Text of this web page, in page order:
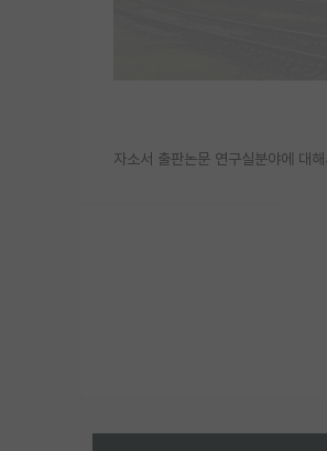
자소서 출판논문 연구실분야에 대